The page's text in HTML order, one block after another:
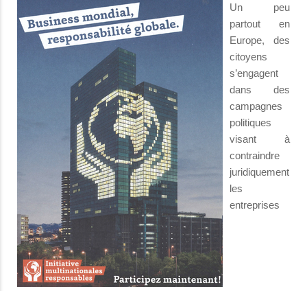
Un peu
partout en
Europe, des
citoyens
s’engagent
dans des
campagnes
politiques
visant à
contraindre
juridiquement
les
entreprises